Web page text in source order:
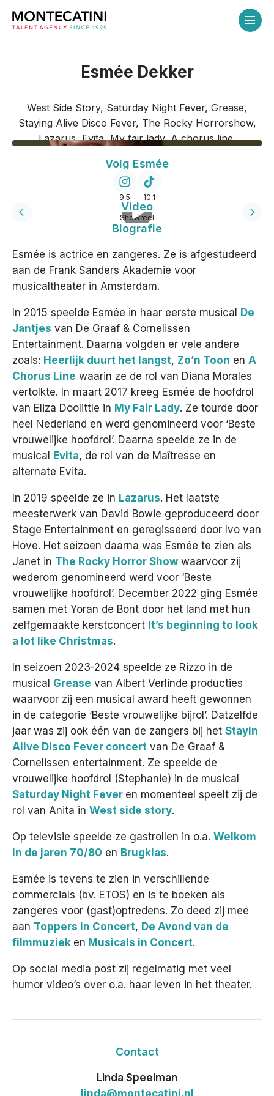
Talenten
Over ons
Coaching
Contact
Esmée Dekker
West Side Story, Saturday Night Fever, Grease,
Staying Alive Disco Fever, The Rocky Horrorshow,
Lazarus, Evita, My fair lady, A chorus line.
Volg Esmée
9,5 10,1
Video
Showreel
Biografie
Esmée is actrice en zangeres. Ze is afgestudeerd
aan de Frank Sanders Akademie voor
musicaltheater in Amsterdam.
In 2015 speelde Esmée in haar eerste musical
De
Jantjes van De Graaf & Cornelissen
Entertainment. Daarna volgden er vele andere
zoals: Heerlijk duurt het langst, Zo’n Toon en A
Chorus Line waarin ze de rol van Diana Morales
vertolkte. In maart 2017 kreeg Esmée de hoofdrol
van Eliza Doolittle in My Fair Lady. Ze tourde door
heel Nederland en werd genomineerd voor ‘Beste
vrouwelijke hoofdrol’. Daarna speelde ze in de
musical
Evita, de rol van de Maîtresse en
alternate Evita.
In 2019 speelde ze in Lazarus. Het laatste
meesterwerk van David Bowie geproduceerd door
Stage Entertainment en geregisseerd door Ivo van
Hove. Het seizoen daarna was Esmée te zien als
Janet in The Rocky Horror Show waarvoor zij
wederom genomineerd werd voor ‘Beste
vrouwelijke hoofdrol’. December 2022 ging Esmée
samen met Yoran de Bont door het land met hun
zelfgemaakte kerstconcert It’s beginning to look
a lot like Christmas.
In seizoen 2023-2024 speelde ze Rizzo in de
musical Grease van Albert Verlinde producties
waarvoor zij een musical award heeft gewonnen
in de categorie ‘Beste vrouwelijke bijrol’. Datzelfde
jaar was zij ook één van de zangers bij het Stayin
Alive Disco Fever concert van De Graaf &
Cornelissen entertainment. Ze speelde de
vrouwelijke hoofdrol (Stephanie) in de musical
Saturday Night Fever en momenteel speelt zij de
rol van Anita in West side story.
Op televisie speelde ze gastrollen in o.a. Welkom
in de jaren 70/80 en Brugklas.
Esmée is tevens te zien in verschillende
commercials (bv. ETOS) en is te boeken als
zangeres voor (gast)optredens. Zo deed zij mee
aan Toppers in Concert, De Avond van de
filmmuziek en Musicals in Concert.
Op social media post zij regelmatig met veel
humor video’s over o.a. haar leven in het theater.
Contact
Linda Speelman
linda@montecatini.nl